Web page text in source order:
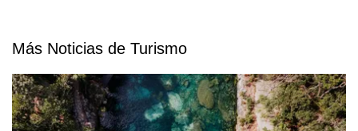
Más Noticias de Turismo